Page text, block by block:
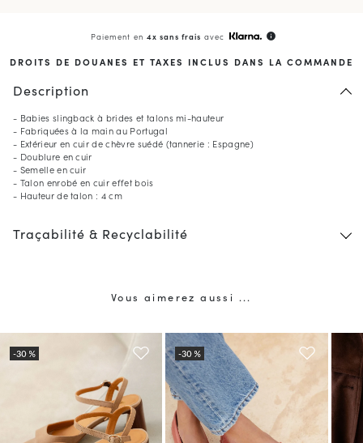
Paiement en 4x sans frais avec info
DROITS DE DOUANES ET TAXES INCLUS DANS LA COMMANDE
Description
- Babies slingback à brides et talons mi-hauteur
- Fabriquées à la main au Portugal
- Extérieur en cuir de chèvre suédé (tannerie : Espagne)
- Doublure en cuir
- Semelle en cuir
- Talon enrobé en cuir effet bois
- Hauteur de talon : 4 cm
Traçabilité & Recyclabilité
Vous aimerez aussi ...